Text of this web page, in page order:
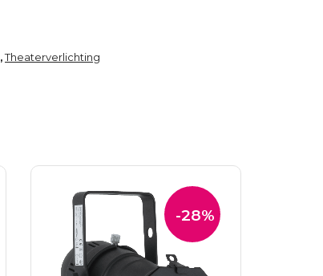
,Theaterverlichting
-28%